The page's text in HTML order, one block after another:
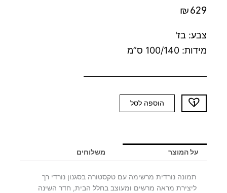
₪629
צבע: בז'
מידות: 100/140 ס”מ
כמות
של
1
הוספה לסל
על המוצר משלוחים
תמונה נורדית מרשימה עם טקסטורה בסגנון נורדי רך
ליצירת מראה מרשים ומעוצב בחלל הבית, חדר השינה